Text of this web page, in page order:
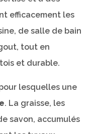
efficacement les
de salle de bain
tout en
et durable.
lesquelles une
. La graisse, les
savon, accumulés